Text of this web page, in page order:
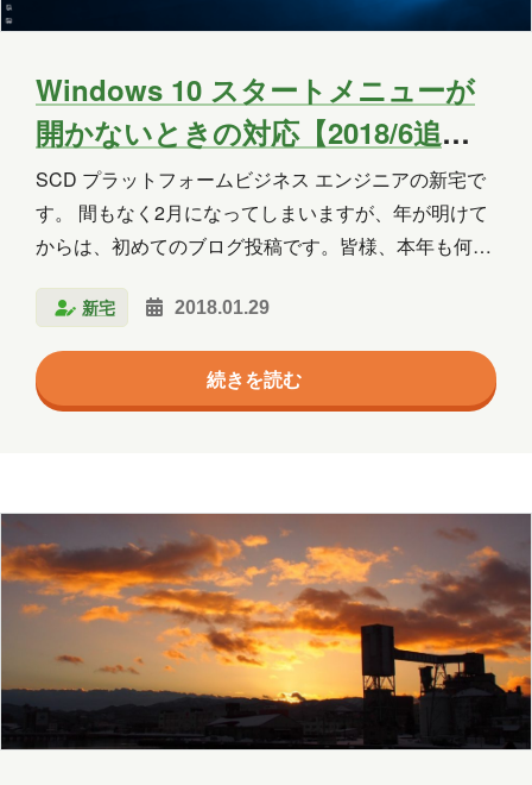
GPT
GPT-OSS
Intellectra
Intune
iOS
Linux LLM
LM Studio
LT
MCP
Microsoft
Microsoft 365
Microsoft 365 Copilot
Microsoft Access
Microsoft Dataverse
Microsoft Edge
Microsoft Entra ID
Microsoft Fabric
Microsoft Forms
OneLake
OneNote
OpenAI
PHP
Power Apps
Power Automate
Power BI
Power Platform
PowerPoint
PowerShell
PowerShell ISE
Python
SharePoint
Windows 10 スタートメニューが
開かないときの対応【2018/6追記
有】
SCD プラットフォームビジネス エンジニアの新宅で
す。 間もなく2月になってしまいますが、年が明けて
からは、初めてのブログ投稿です。皆様、本年も何卒
強い寒気が降りてきており、東京に雪が降ったことは
ご存知のことだとは思いますが、青森市も1/24(水)の
夕方に最低-9.4度を記録しました。普段は冷えても-6
度前後に留まる中、-10度近くまで気温が下がってい
皆様も水回りの凍結に十分に警戒してください。ちな
みに、風呂保温機能付給湯器のあるご家庭では、ほ
と…
新宅 2018.01.29
続きを読む